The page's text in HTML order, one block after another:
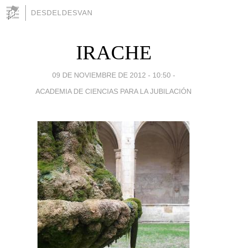
DESDELDESVAN
IRACHE
09 DE NOVIEMBRE DE 2012 - 10:50 -
ACADEMIA DE CIENCIAS PARA LA JUBILACIÓN